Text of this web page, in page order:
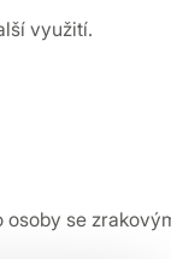
využití.
se